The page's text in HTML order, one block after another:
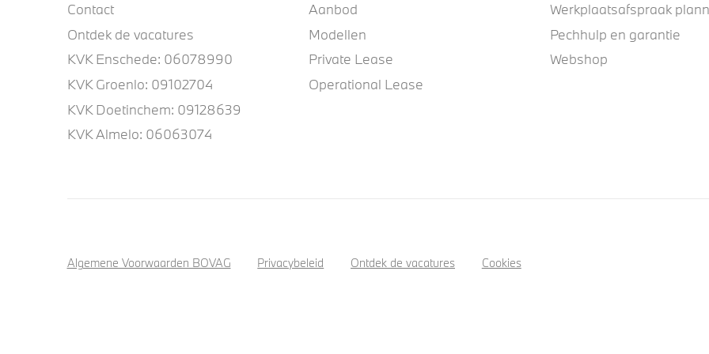
Contact
Ontdek de vacatures
KVK Enschede: 06078990
KVK Groenlo: 09102704
KVK Doetinchem: 09128639
KVK Almelo: 06063074
Aanbod
Modellen
Private Lease
Operational Lease
Werkplaatsafspraak
Pechhulp en garantie
Webshop
Algemene Voorwaarden BOVAG Privacybeleid Ontdek de vacatures Cookies